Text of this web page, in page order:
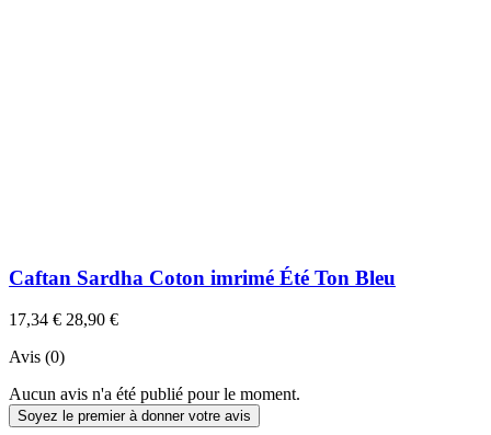
Caftan Sardha Coton imrimé Été Ton Bleu
17,34 € 28,90 €
Avis (0)
Aucun avis n'a été publié pour le moment.
Soyez le premier à donner votre avis